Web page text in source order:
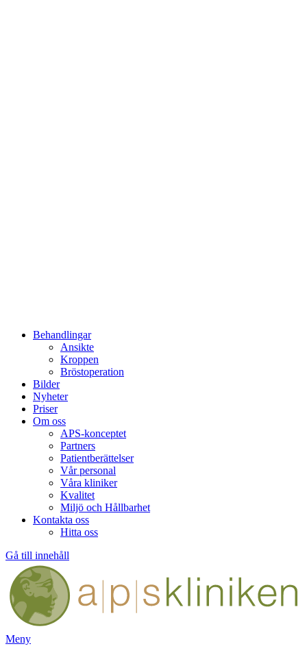
Behandlingar
Ansikte
Kroppen
Bröstoperation
Bilder
Nyheter
Priser
Om oss
APS-konceptet
Partners
Patientberättelser
Vår personal
Våra kliniker
Kvalitet
Miljö och Hållbarhet
Kontakta oss
Hitta oss
Gå till innehåll
Meny